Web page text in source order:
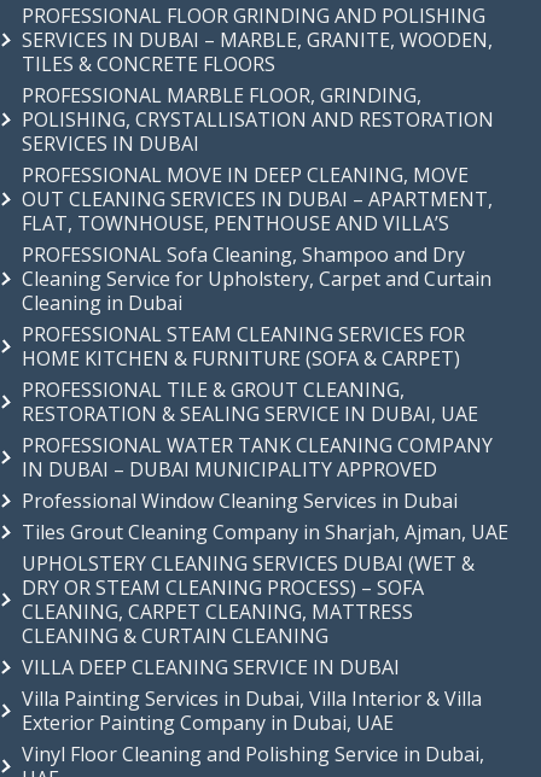
PROFESSIONAL FLOOR GRINDING AND POLISHING
SERVICES IN DUBAI – MARBLE, GRANITE, WOODEN,
TILES & CONCRETE FLOORS
PROFESSIONAL MARBLE FLOOR, GRINDING,
POLISHING, CRYSTALLISATION AND RESTORATION
SERVICES IN DUBAI
PROFESSIONAL MOVE IN DEEP CLEANING, MOVE
OUT CLEANING SERVICES IN DUBAI – APARTMENT,
FLAT, TOWNHOUSE, PENTHOUSE AND VILLA’S
PROFESSIONAL Sofa Cleaning, Shampoo and Dry
Cleaning Service for Upholstery, Carpet and Curtain
Cleaning in Dubai
PROFESSIONAL STEAM CLEANING SERVICES FOR
HOME KITCHEN & FURNITURE (SOFA & CARPET)
PROFESSIONAL TILE & GROUT CLEANING,
RESTORATION & SEALING SERVICE IN DUBAI, UAE
PROFESSIONAL WATER TANK CLEANING COMPANY
IN DUBAI – DUBAI MUNICIPALITY APPROVED
Professional Window Cleaning Services in Dubai
Tiles Grout Cleaning Company in Sharjah, Ajman, UAE
UPHOLSTERY CLEANING SERVICES DUBAI (WET &
DRY OR STEAM CLEANING PROCESS) – SOFA
CLEANING, CARPET CLEANING, MATTRESS
CLEANING & CURTAIN CLEANING
VILLA DEEP CLEANING SERVICE IN DUBAI
Villa Painting Services in Dubai, Villa Interior & Villa
Exterior Painting Company in Dubai, UAE
Vinyl Floor Cleaning and Polishing Service in Dubai,